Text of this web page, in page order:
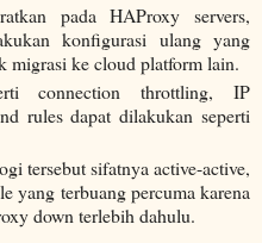
pada HAProxy servers,
konfigurasi ulang yang
migrasi ke cloud platform lain.
connection throttling, IP
rules dapat dilakukan seperti
tersebut sifatnya active-active,
yang terbuang percuma karena
down terlebih dahulu.